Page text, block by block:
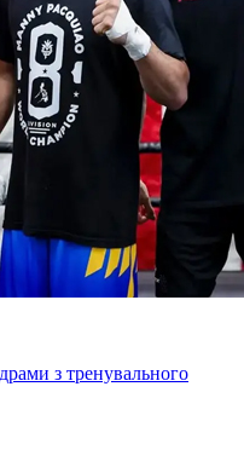
з тренувального